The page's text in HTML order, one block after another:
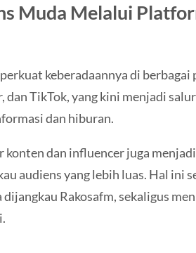
Muda Melalui
keberadaannya di
TikTok, yang kini menjadi
dan hiburan.
konten dan influencer juga
audiens yang lebih luas. Hal ini
dijangkau Rakosafm, sekaligus